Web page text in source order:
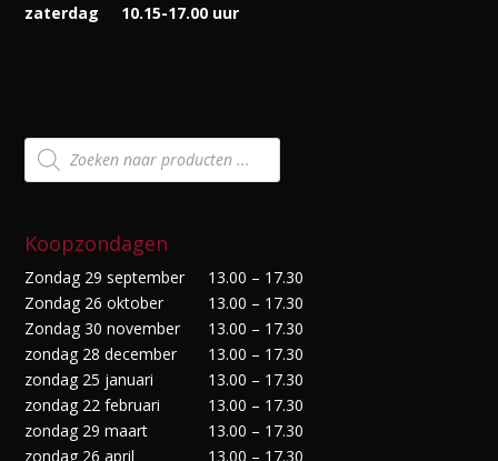
zaterdag
10.15-17.00 uur
Producten
zoeken
Koopzondagen
Zondag 29 september
13.00 – 17.30
Zondag 26 oktober
13.00 – 17.30
Zondag 30 november
13.00 – 17.30
zondag 28 december
13.00 – 17.30
zondag 25 januari
13.00 – 17.30
zondag 22 februari
13.00 – 17.30
zondag 29 maart
13.00 – 17.30
zondag 26 april
13.00 – 17.30